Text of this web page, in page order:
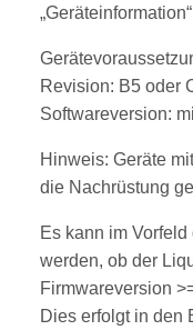
Revision: B5 oder
Softwareversion:
Hinweis: Geräte
die Nachrüstung
Es kann im
werden, ob der
Firmwareversion
Dies erfolgt in den